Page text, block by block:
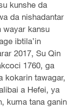
kunshe da
da nishadantar
wayar kansu
ibtila’in
2017, Su Qin
1760, ga
kokarin tawagar,
a Hefei, ya
kuma tana ganin